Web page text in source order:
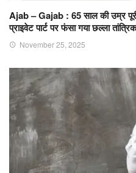
Ajab – Gajab : 65 साल की उम्र पूरी
प्राइवेट पार्ट पर फंसा गया छल्ला
November 25, 2025